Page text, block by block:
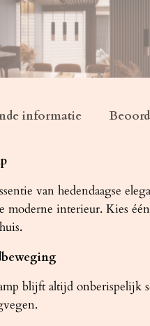
informatie
van hedendaagse
interieur. Kies
blijft altijd onberispelijk